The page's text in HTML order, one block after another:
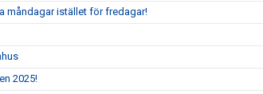
måndagar istället för fredagar!
2025!